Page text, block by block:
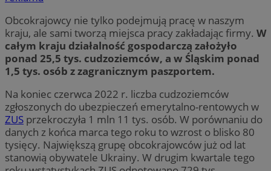
Obcokrajowcy nie tylko podejmują pracę w naszym
kraju, ale sami tworzą miejsca pracy zakładając firmy. W
całym kraju działalność gospodarczą założyło
ponad 25,5 tys. cudzoziemców, a w Śląskim ponad
1,5 tys. osób z zagranicznym paszportem.
Na koniec czerwca 2022 r. liczba cudzoziemców
zgłoszonych do ubezpieczeń emerytalno-rentowych w
ZUS przekroczyła 1 mln 11 tys. osób. W porównaniu do
danych z końca marca tego roku to wzrost o blisko 80
tysięcy. Największą grupę obcokrajowców już od lat
stanowią obywatele Ukrainy. W drugim kwartale tego